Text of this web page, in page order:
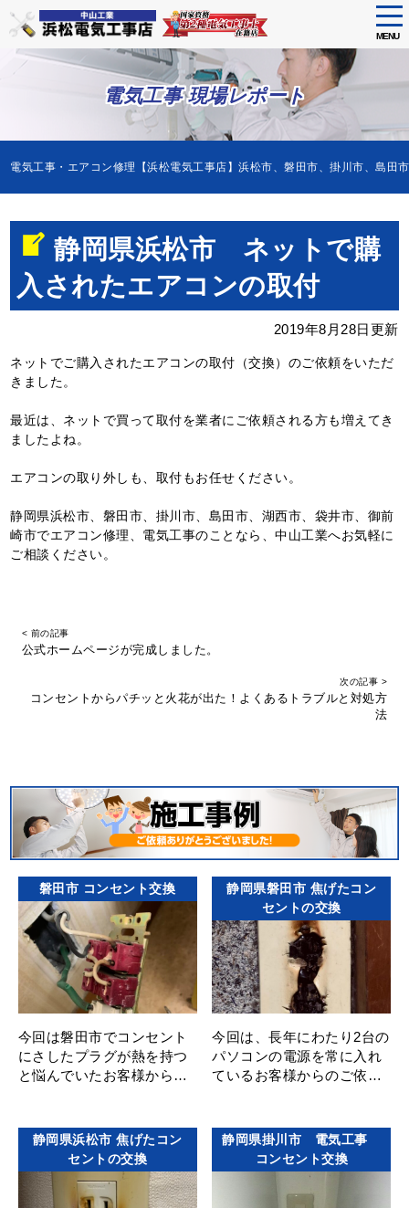
Skip
MENU
電気工事 現場レポート
電気工事・エアコン修理【浜松電気工事店】浜松市、磐田市、掛川市、島田
静岡県浜松市 ネットで購
入されたエアコンの取付
2019年8月28日更新
ネットでご購入されたエアコンの取付（交換）のご依頼をいただ
きました。
最近は、ネットで買って取付を業者にご依頼される方も増えてき
ましたよね。
エアコンの取り外しも、取付もお任せください。
静岡県浜松市、磐田市、掛川市、島田市、湖西市、袋井市、御前
崎市でエアコン修理、電気工事のことなら、中山工業へお気軽に
ご相談ください。
< 前の記事
公式ホームページが完成しました。
次の記事 >
コンセントからパチッと火花が出た！よくあるトラブルと対処方
法
磐田市 コンセント交換
今回は磐田市でコンセント
にさしたプラグが熱を持つ
と悩んでいたお客様からの
常は無く、でも確･･･
静岡県磐田市 焦げたコン
セントの交換
今回は、長年にわたり2台の
パソコンの電源を常に入れ
ているお客様からのご依頼
ぎ回ってみるとタンス･･･
静岡県浜松市 焦げたコン
セントの交換
静岡県掛川市 電気工事
コンセント交換